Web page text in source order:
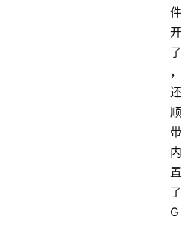
件
开
了
，
还
顺
带
内
置
了
G